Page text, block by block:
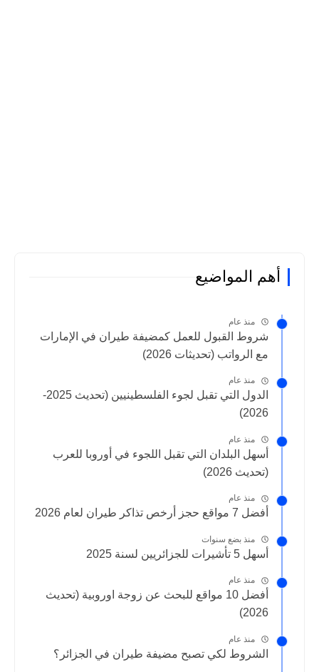
أهم المواضيع
منذ عام
شروط القبول للعمل كمضيفة طيران في الإمارات
مع الرواتب (تحديثات 2026)
منذ عام
الدول التي تقبل لجوء الفلسطينيين (تحديث 2025-
2026)
منذ عام
أسهل البلدان التي تقبل اللجوء في أوروبا للعرب
(تحديث 2026)
منذ عام
أفضل 7 مواقع حجز أرخص تذاكر طيران لعام 2026
منذ بضع سنوات
أسهل 5 تأشيرات للجزائريين لسنة 2025
منذ عام
أفضل 10 مواقع للبحث عن زوجة اوروبية (تحديث
2026)
منذ عام
الشروط لكي تصبح مضيفة طيران في الجزائر؟